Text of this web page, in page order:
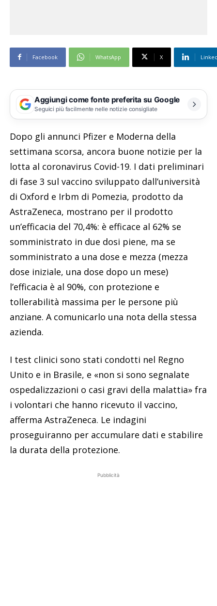
Facebook WhatsApp X
Aggiungi come fonte preferita su Google
Seguici più facilmente nelle notizie consigliate
Dopo gli annunci Pfizer e Moderna della
settimana scorsa, ancora buone notizie per la
lotta al coronavirus Covid-19. I dati preliminari
di fase 3 sul vaccino sviluppato dall’università
di Oxford e Irbm di Pomezia, prodotto da
AstraZeneca, mostrano per il prodotto
un’efficacia del 70,4%: è efficace al 62% se
somministrato in due dosi piene, ma se
somministrato a una dose e mezza (mezza
dose iniziale, una dose dopo un mese)
l’efficacia è al 90%, con protezione e
tollerabilità massima per le persone più
anziane. A comunicarlo una nota della stessa
azienda.
I test clinici sono stati condotti nel Regno
Unito e in Brasile, e «non si sono segnalate
ospedalizzazioni o casi gravi della malattia» fra
i volontari che hanno ricevuto il vaccino,
afferma AstraZeneca. Le indagini
proseguiranno per accumulare dati e stabilire
la durata della protezione.
Pubblicità